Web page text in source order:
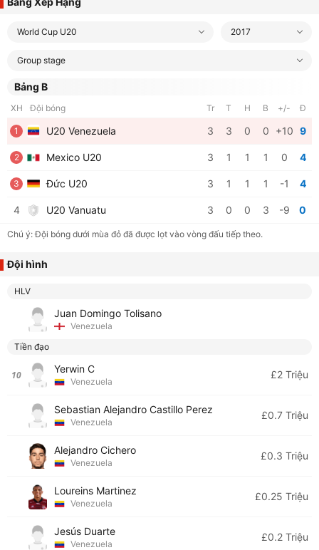
World Cup U20 2017
Group stage
Bảng B
XH Đội bóng Tr T H B +/- Đ
1 U20 Venezuela 3 3 0 0 +10 9
2 Mexico U20 3 1 1 1 0 4
3 Đức U20 3 1 1 1 -1 4
4 U20 Vanuatu 3 0 0 3 -9 0
Chú ý: Đội bóng dưới mùa đỏ đã được lọt vào vòng đấu tiếp theo.
Đội hình
HLV
Juan Domingo Tolisano
Venezuela
Tiền đạo
10 Yerwin C
Venezuela
£2 Triệu
Sebastian Alejandro Castillo Perez
Venezuela
£0.7 Triệu
Alejandro Cichero
Venezuela
£0.3 Triệu
Loureins Martinez
Venezuela
£0.25 Triệu
Jesús Duarte
Venezuela
£0.2 Triệu